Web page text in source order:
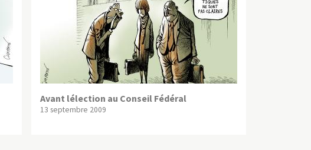
Avant lélection au Conseil Fédéral
13 septembre 2009